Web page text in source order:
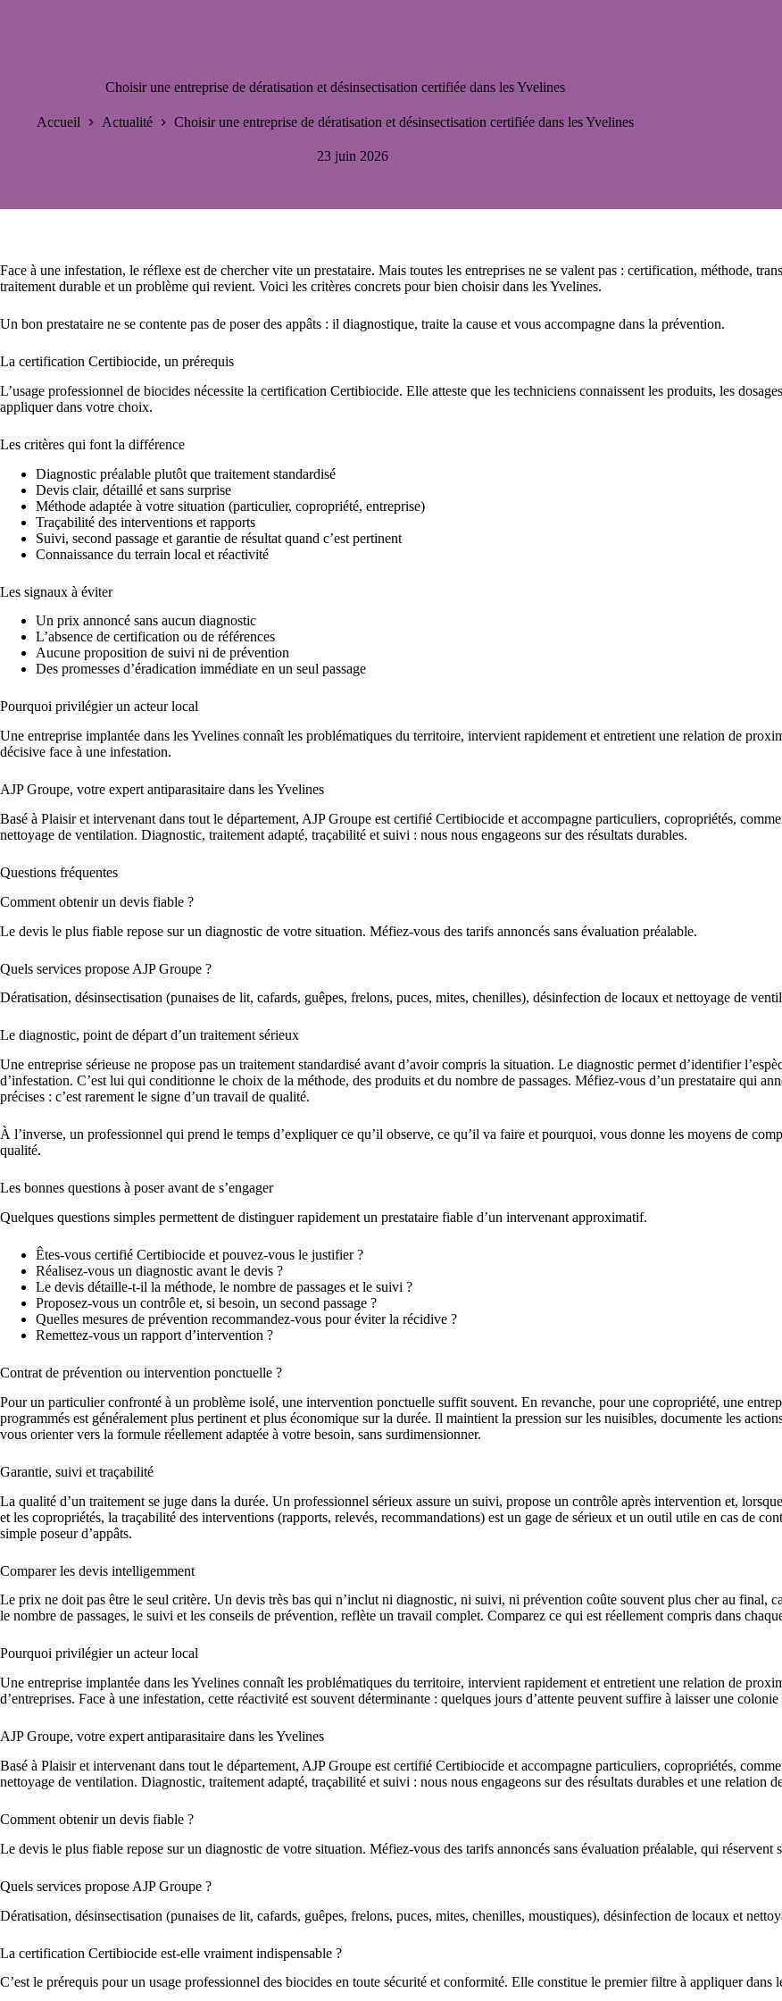
Choisir une entreprise de dératisation et désinsectisation certifiée dans les Yvelines
Accueil Actualité Choisir une entreprise de dératisation et désinsectisation certifiée dans les Yvelines
23 juin 2026
Face à une infestation, le réflexe est de chercher vite un prestataire. Mais toutes les entreprises ne se valent pas : certification, méthode,
traitement durable et un problème qui revient. Voici les critères concrets pour bien choisir dans les Yvelines.
Un bon prestataire ne se contente pas de poser des appâts : il diagnostique, traite la cause et vous accompagne dans la prévention.
La certification Certibiocide, un prérequis
L’usage professionnel de biocides nécessite la certification Certibiocide. Elle atteste que les techniciens connaissent les produits, les
appliquer dans votre choix.
Les critères qui font la différence
Diagnostic préalable plutôt que traitement standardisé
Devis clair, détaillé et sans surprise
Méthode adaptée à votre situation (particulier, copropriété, entreprise)
Traçabilité des interventions et rapports
Suivi, second passage et garantie de résultat quand c’est pertinent
Connaissance du terrain local et réactivité
Les signaux à éviter
Un prix annoncé sans aucun diagnostic
L’absence de certification ou de références
Aucune proposition de suivi ni de prévention
Des promesses d’éradication immédiate en un seul passage
Pourquoi privilégier un acteur local
Une entreprise implantée dans les Yvelines connaît les problématiques du territoire, intervient rapidement et entretient une relation de
décisive face à une infestation.
AJP Groupe, votre expert antiparasitaire dans les Yvelines
Basé à Plaisir et intervenant dans tout le département, AJP Groupe est certifié Certibiocide et accompagne particuliers, copropriétés,
nettoyage de ventilation. Diagnostic, traitement adapté, traçabilité et suivi : nous nous engageons sur des résultats durables.
Questions fréquentes
Comment obtenir un devis fiable ?
Le devis le plus fiable repose sur un diagnostic de votre situation. Méfiez-vous des tarifs annoncés sans évaluation préalable.
Quels services propose AJP Groupe ?
Dératisation, désinsectisation (punaises de lit, cafards, guêpes, frelons, puces, mites, chenilles), désinfection de locaux et nettoyage de
Le diagnostic, point de départ d’un traitement sérieux
Une entreprise sérieuse ne propose pas un traitement standardisé avant d’avoir compris la situation. Le diagnostic permet d’identifier
d’infestation. C’est lui qui conditionne le choix de la méthode, des produits et du nombre de passages. Méfiez-vous d’un prestataire qui
précises : c’est rarement le signe d’un travail de qualité.
À l’inverse, un professionnel qui prend le temps d’expliquer ce qu’il observe, ce qu’il va faire et pourquoi, vous donne les moyens de
qualité.
Les bonnes questions à poser avant de s’engager
Quelques questions simples permettent de distinguer rapidement un prestataire fiable d’un intervenant approximatif.
Êtes-vous certifié Certibiocide et pouvez-vous le justifier ?
Réalisez-vous un diagnostic avant le devis ?
Le devis détaille-t-il la méthode, le nombre de passages et le suivi ?
Proposez-vous un contrôle et, si besoin, un second passage ?
Quelles mesures de prévention recommandez-vous pour éviter la récidive ?
Remettez-vous un rapport d’intervention ?
Contrat de prévention ou intervention ponctuelle ?
Pour un particulier confronté à un problème isolé, une intervention ponctuelle suffit souvent. En revanche, pour une copropriété, une
programmés est généralement plus pertinent et plus économique sur la durée. Il maintient la pression sur les nuisibles, documente les
vous orienter vers la formule réellement adaptée à votre besoin, sans surdimensionner.
Garantie, suivi et traçabilité
La qualité d’un traitement se juge dans la durée. Un professionnel sérieux assure un suivi, propose un contrôle après intervention et,
et les copropriétés, la traçabilité des interventions (rapports, relevés, recommandations) est un gage de sérieux et un outil utile en cas de
simple poseur d’appâts.
Comparer les devis intelligemment
Le prix ne doit pas être le seul critère. Un devis très bas qui n’inclut ni diagnostic, ni suivi, ni prévention coûte souvent plus cher au final,
le nombre de passages, le suivi et les conseils de prévention, reflète un travail complet. Comparez ce qui est réellement compris dans
Pourquoi privilégier un acteur local
Une entreprise implantée dans les Yvelines connaît les problématiques du territoire, intervient rapidement et entretient une relation de
d’entreprises. Face à une infestation, cette réactivité est souvent déterminante : quelques jours d’attente peuvent suffire à laisser une colonie
AJP Groupe, votre expert antiparasitaire dans les Yvelines
Basé à Plaisir et intervenant dans tout le département, AJP Groupe est certifié Certibiocide et accompagne particuliers, copropriétés,
nettoyage de ventilation. Diagnostic, traitement adapté, traçabilité et suivi : nous nous engageons sur des résultats durables et une relation
Comment obtenir un devis fiable ?
Le devis le plus fiable repose sur un diagnostic de votre situation. Méfiez-vous des tarifs annoncés sans évaluation préalable, qui réservent
Quels services propose AJP Groupe ?
Dératisation, désinsectisation (punaises de lit, cafards, guêpes, frelons, puces, mites, chenilles, moustiques), désinfection de locaux et
La certification Certibiocide est-elle vraiment indispensable ?
C’est le prérequis pour un usage professionnel des biocides en toute sécurité et conformité. Elle constitue le premier filtre à appliquer dans